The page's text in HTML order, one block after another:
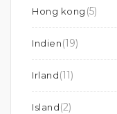
Hong kong (5)
Indien(19)
Irland(11)
Island(2)